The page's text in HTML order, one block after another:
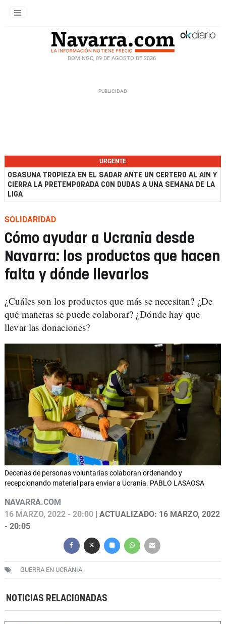
DOMINGO, 09 DE AGOSTO DE 2026
URGENTE
OSASUNA TROPIEZA EN EL SADAR ANTE UN CERTERO AL AIN Y
CIERRA LA PRETEMPORADA CON DUDAS A UNA SEMANA DE LA
LIGA
SOLIDARIDAD
Cómo ayudar a Ucrania desde
Navarra: los productos que hacen
falta y dónde llevarlos
¿Cuáles son los productos que más se necesitan? ¿De
qué maneras se puede colaborar? ¿Dónde hay que
llevar las donaciones?
Decenas de personas voluntarias colaboran ordenando y
recepcionando material para enviar a Ucrania. PABLO LASAOSA
NAVARRA.COM
16 MARZO, 2022 - 20:00 | ACTUALIZADO: 16 MARZO, 2022
- 20:05
GUERRA EN UCRANIA
NOTICIAS RELACIONADAS